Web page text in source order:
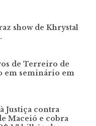
show de Khrystal
de Terreiro de
em seminário em
Justiça contra
Maceió e cobra